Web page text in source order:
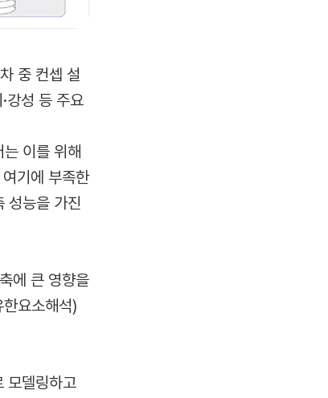
중 컨셉 설
강성 등 주요
이를 위해
기에 부족한
성능을 가진
에 큰 영향을
요소해석)
모델링하고